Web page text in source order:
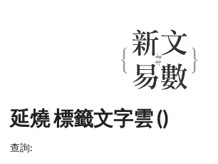
延燒 標籤文字雲 ()
查詢: